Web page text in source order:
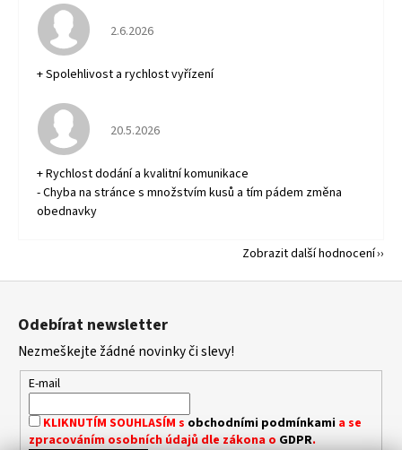
Hodnocení obchodu je 5 z 5 hvězdiček.
2.6.2026
+ Spolehlivost a rychlost vyřízení
Hodnocení obchodu je 5 z 5 hvězdiček.
20.5.2026
+ Rychlost dodání a kvalitní komunikace
- Chyba na stránce s množstvím kusů a tím pádem změna
obednavky
Zobrazit další hodnocení
Z
Odebírat newsletter
Nezmeškejte žádné novinky či slevy!
E-mail
KLIKNUTÍM SOUHLASÍM s obchodními podmínkamia se
zpracováním osobních údajů dle zákona o GDPR.